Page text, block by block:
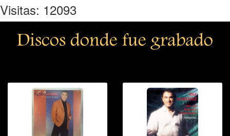
Visitas: 12093
Discos donde fue grabado